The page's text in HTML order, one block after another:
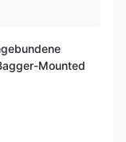
Mounted